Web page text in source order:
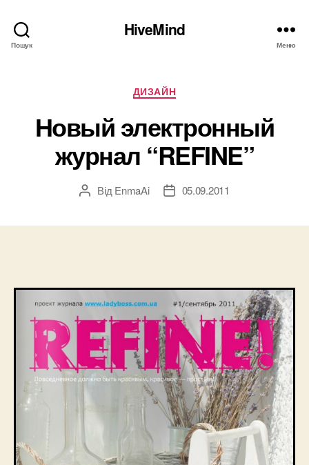
Пошук
HiveMind
Меню
Категорії
ДИЗАЙН
Новый электронный
журнал “REFINE”
Автор
Від EnmaAi
Дата05.09.2011